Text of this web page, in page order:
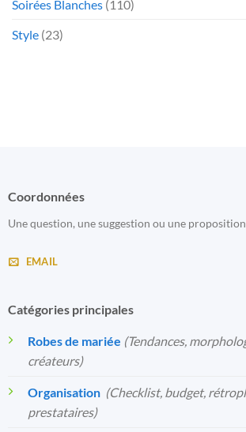
Soirées Blanches (110)
Style (23)
Coordonnées
Une question, une suggestion ou une
EMAIL
Catégories principales
Robes de mariée (Tendances,
créateurs)
Organisation️ (Checklist, budget,
prestataires)